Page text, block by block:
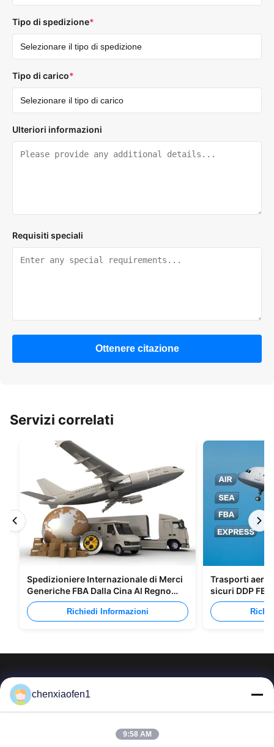
Tipo di spedizione*
Tipo di carico*
Ulteriori informazioni
Requisiti speciali
Ottenere citazione
Servizi correlati
Spedizioniere Internazionale di Merci
Generiche FBA Dalla Cina Al Regno
Unito Italia Portogallo
Richiedi Informazioni
Trasporti
sicuri DDP
l'Europa
Servizi di gestione Co., srl di impresa della via della
chenxiaofen1
9:58 AM